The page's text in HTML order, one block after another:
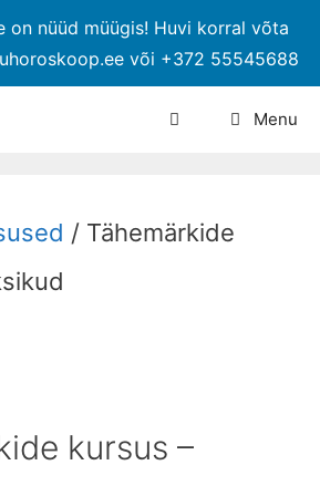
on nüüd müügis! Huvi korral võta
või +372 55545688
Menu
/ Tähemärkide
kursus –